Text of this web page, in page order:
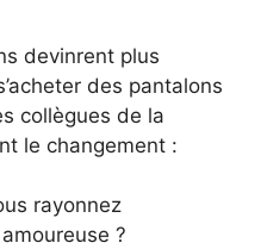
devinrent plus
des pantalons
collègues de la
le changement :
rayonnez
?